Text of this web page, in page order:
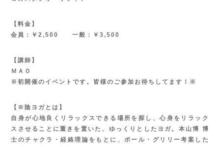
【料金】
会員：￥2,500 一般：￥3,500
【講師】
ＭＡＯ
※初開催のイベントです。皆様のご参加お待ちしてます！※
【※陰ヨガとは】
自身が心地良くリラックスできる場所を探し、心身をリラック
スさせることに重きを置いた、ゆっくりとしたヨガ。本山博 博
士のチャクラ・経絡理論をもとに、ポール・グリリー考案した